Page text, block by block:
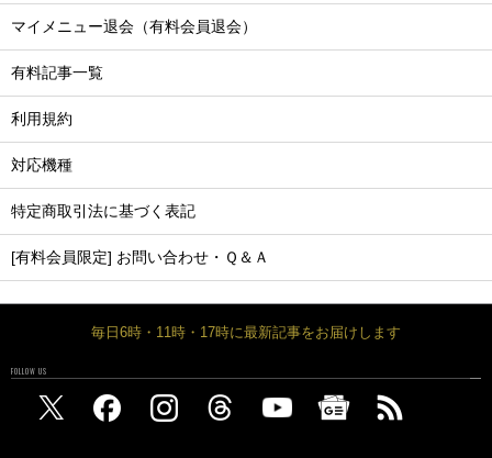
マイメニュー退会（有料会員退会）
有料記事一覧
利用規約
対応機種
特定商取引法に基づく表記
[有料会員限定] お問い合わせ・Ｑ＆Ａ
毎日6時・11時・17時に最新記事をお届けします
FOLLOW US